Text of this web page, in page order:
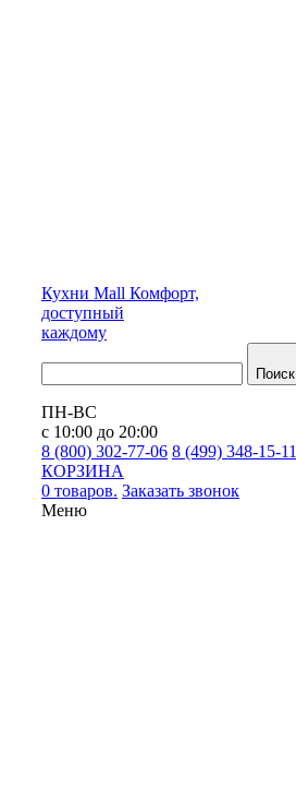
Кухни Mall Комфорт,
доступный
каждому
Поиск
ПН-ВС
с 10:00 до 20:00
8 (800) 302-77-06 8 (499) 348-15-11
КОРЗИНА
0 товаров. Заказать звонок
Меню